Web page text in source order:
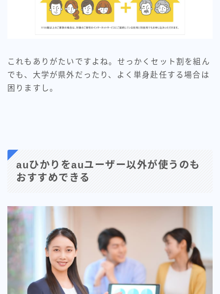
これもありがたいですよね。せっかくセット割を組ん
でも、大学が県外だったり、よく単身赴任する場合は
困りますし。
auひかりをauユーザー以外が使うのも
おすすめできる